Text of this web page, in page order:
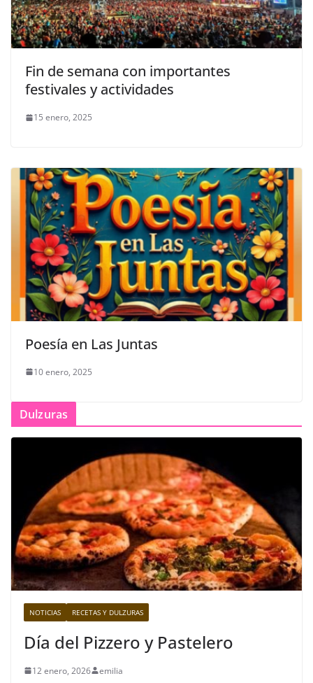
Fin de semana con importantes
festivales y actividades
15 enero, 2025
Poesía en Las Juntas
10 enero, 2025
Dulzuras
NOTICIAS RECETAS Y DULZURAS
Día del Pizzero y Pastelero
12 enero, 2026 emilia